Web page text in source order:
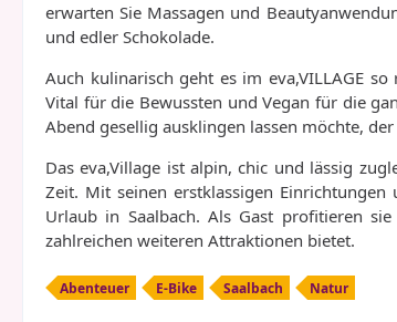
erwarten Sie Massagen und
und edler Schokolade.
Auch kulinarisch geht es im eva,VILLAGE
Vital für die Bewussten und Vegan für die
Abend gesellig ausklingen lassen möchte,
Das eva,Village ist alpin, chic und lässig
Zeit. Mit seinen erstklassigen
Urlaub in Saalbach. Als Gast profitieren
zahlreichen weiteren Attraktionen bietet.
Abenteuer E-Bike Saalbach Natur